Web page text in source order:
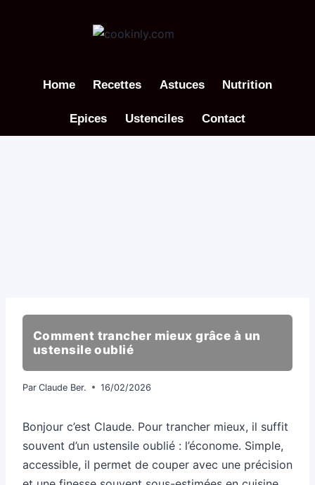
Home Recettes Astuces Nutrition
Epices Ustenciles Contact
Comment trancher mieux grâce à un
ustensile oublié
Par Claude Ber. 16/02/2026
Bonjour c’est Claude. Pour trancher mieux, il suffit
souvent d’un ustensile oublié : l’économe. Simple,
accessible, il permet de couper avec une précision